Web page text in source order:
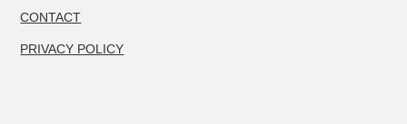
CONTACT
PRIVACY POLICY